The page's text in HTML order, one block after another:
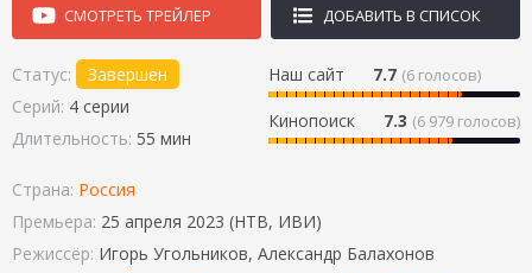
СМОТРЕТЬ ТРЕЙЛЕР ДОБАВИТЬ В СПИСОК
Наш сайт 7.7 (6 голосов)
Кинопоиск 7.3 (6 979 голосов)
Статус:
Завершен
Серий: 4 серии
Длительность: 55 мин
Страна: Россия
Премьера: 25 апреля 2023 (НТВ, ИВИ)
Режиссёр: Игорь Угольников, Александр Балахонов